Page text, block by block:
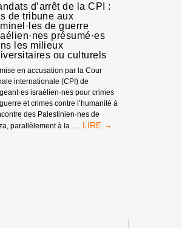
d’arrêt de la CPI :
de tribune aux
de guerre
présumé·es
les milieux
ou culturels
mise en accusation par la Cour
internationale (CPI) de
israélien·nes pour crimes
et crimes contre l’humanité à
des Palestinien·nes de
parallèlement à la
MANDATS